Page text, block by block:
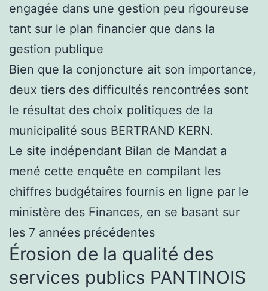
engagée dans une gestion peu rigoureuse
tant sur le plan financier que dans la
gestion publique
Bien que la conjoncture ait son importance,
deux tiers des difficultés rencontrées sont
le résultat des choix politiques de la
municipalité sous BERTRAND KERN.
Le site indépendant Bilan de Mandat a
mené cette enquête en compilant les
chiffres budgétaires fournis en ligne par le
ministère des Finances, en se basant sur
les 7 années précédentes
Érosion de la qualité des
services publics PANTINOIS